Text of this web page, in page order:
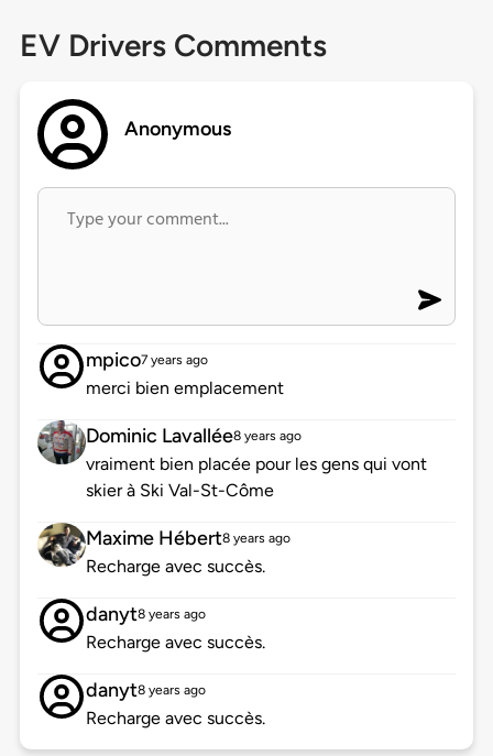
EV Drivers Comments
Anonymous
mpico7 years ago
merci bien emplacement
Dominic Lavallée8 years ago
vraiment bien placée pour les gens qui vont
skier à Ski Val-St-Côme
Maxime Hébert8 years ago
Recharge avec succès.
danyt8 years ago
Recharge avec succès.
danyt8 years ago
Recharge avec succès.